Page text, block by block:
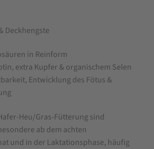
Deckhengste
in Reinform
extra Kupfer & organischem Selen
Entwicklung des Fötus &
Heu/Gras-Fütterung sind
ab dem achten
und in der Laktationsphase, häufig